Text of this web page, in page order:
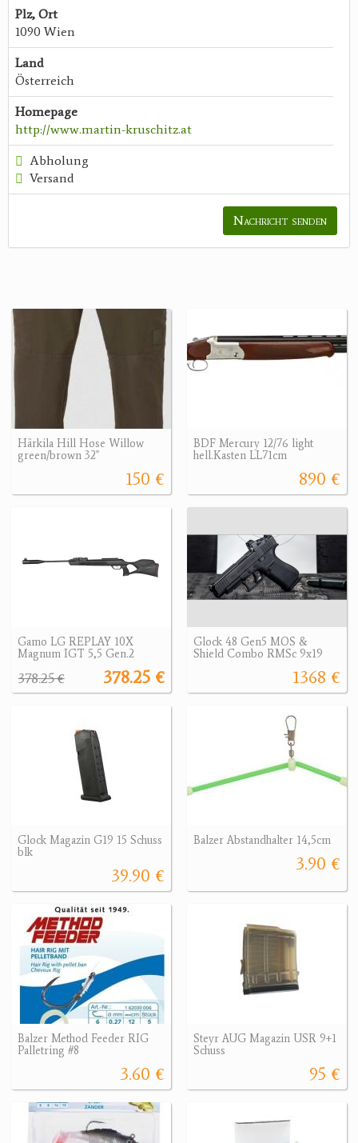
Plz, Ort
1090 Wien
Land
Österreich
Homepage
http://www.martin-kruschitz.at
Abholung
Versand
Nachricht senden
Härkila Hill Hose Willow
green/brown 32"
150 €
BDF Mercury 12/76 light
hell.Kasten LL71cm
890 €
Gamo LG REPLAY 10X
Magnum IGT 5,5 Gen.2
378.25 €
378.25 €
Glock 48 Gen5 MOS &
Shield Combo RMSc 9x19
1368 €
Glock Magazin G19 15 Schuss
blk
39.90 €
Balzer Abstandhalter 14,5cm
3.90 €
Balzer Method Feeder RIG
Palletring #8
3.60 €
Steyr AUG Magazin USR 9+1
Schuss
95 €